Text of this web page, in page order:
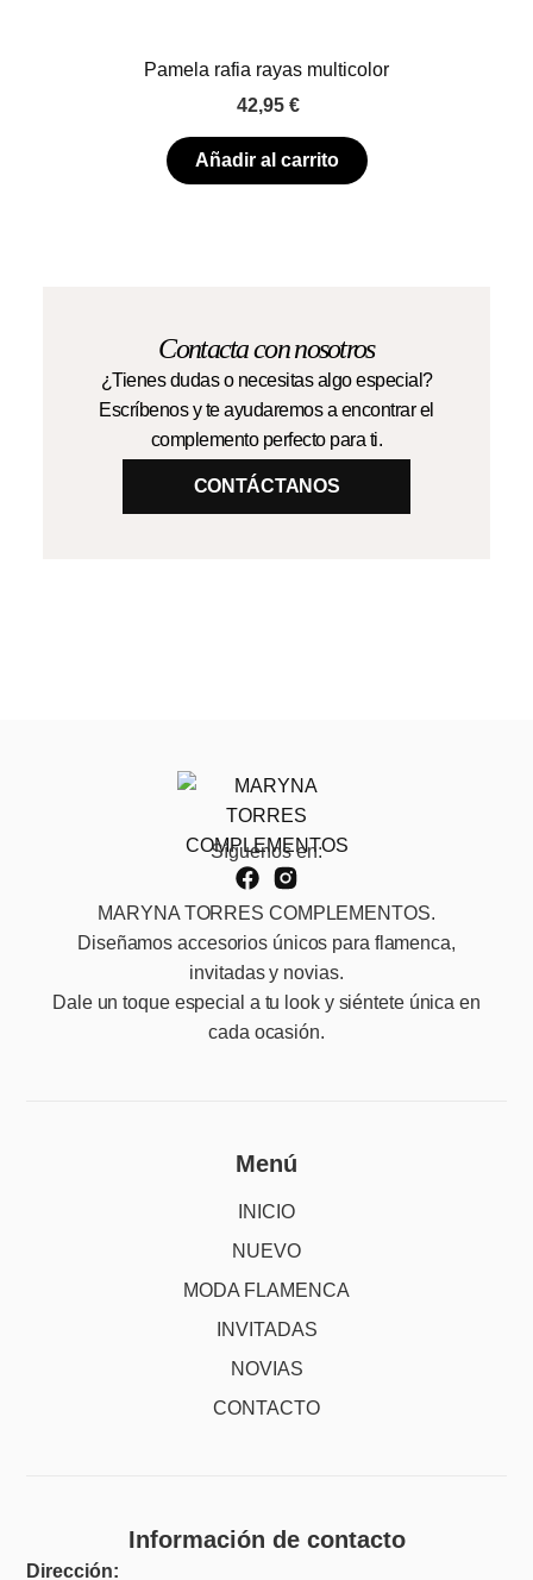
Pamela rafia rayas multicolor
42,95 €
Añadir al carrito
Contacta con nosotros
¿Tienes dudas o necesitas algo especial?
Escríbenos y te ayudaremos a encontrar el
complemento perfecto para ti.
CONTÁCTANOS
Síguenos en:
MARYNA TORRES COMPLEMENTOS.
Diseñamos accesorios únicos para flamenca,
invitadas y novias.
Dale un toque especial a tu look y siéntete única en
cada ocasión.
Menú
INICIO
NUEVO
MODA FLAMENCA
INVITADAS
NOVIAS
CONTACTO
Información de contacto
Dirección: